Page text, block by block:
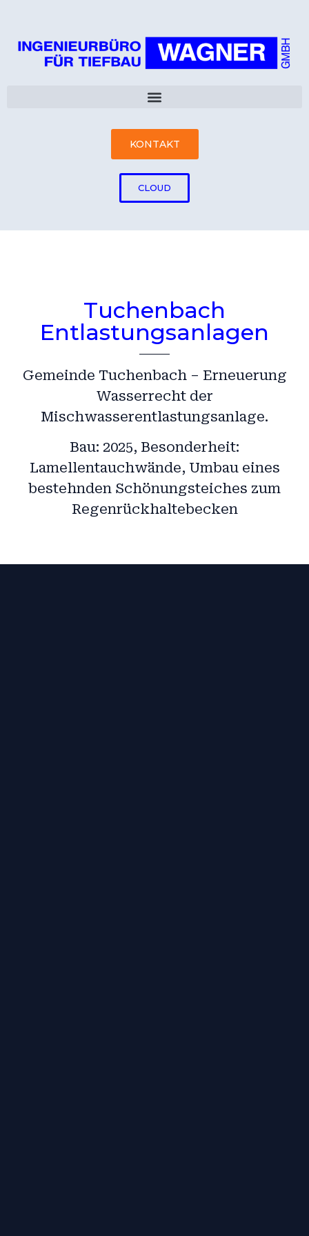
KONTAKT
CLOUD
Tuchenbach
Entlastungsanlagen
Gemeinde Tuchenbach – Erneuerung
Wasserrecht der
Mischwasserentlastungsanlage.
Bau: 2025, Besonderheit:
Lamellentauchwände, Umbau eines
bestehnden Schönungsteiches zum
Regenrückhaltebecken